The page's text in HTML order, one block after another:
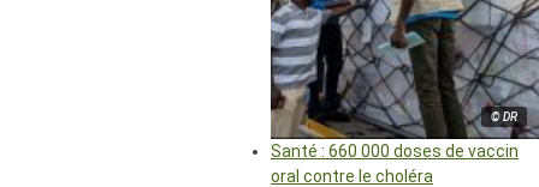
© DR
Santé : 660 000 doses de vaccin
oral contre le choléra